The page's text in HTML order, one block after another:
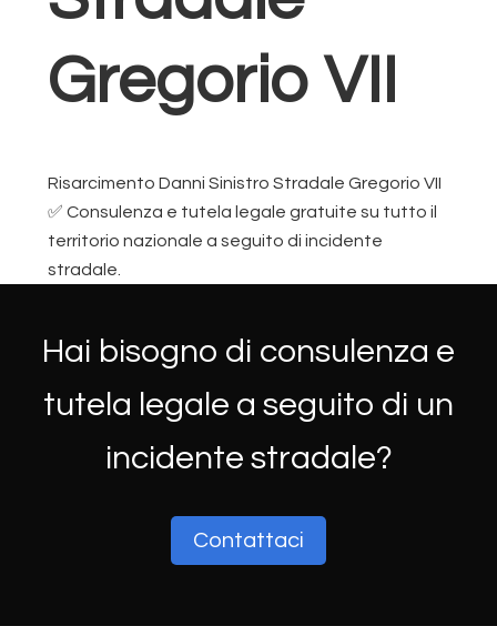
Gregorio VII
Risarcimento Danni Sinistro Stradale Gregorio VII
✅ Consulenza e tutela legale gratuite su tutto il
territorio nazionale a seguito di incidente
stradale.
Hai bisogno di consulenza e
tutela legale a seguito di un
incidente stradale?
Contattaci